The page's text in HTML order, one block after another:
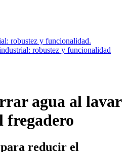
robustez y funcionalidad
agua al lavar
fregadero
para reducir el